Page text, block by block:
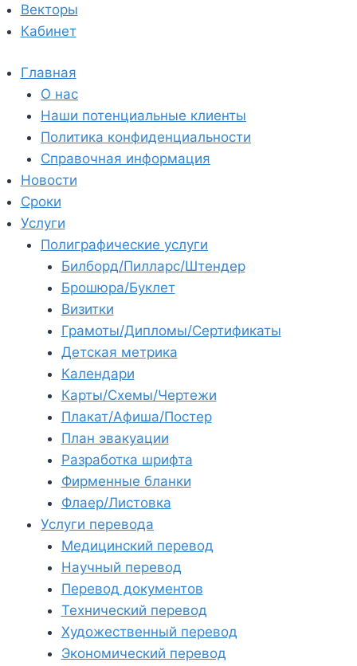
Векторы
Кабинет
Главная
О нас
Наши потенциальные клиенты
Политика конфиденциальности
Справочная информация
Новости
Сроки
Услуги
Полиграфические услуги
Билборд/Пилларс/Штендер
Брошюра/Буклет
Визитки
Грамоты/Дипломы/Сертификаты
Детская метрика
Календари
Карты/Схемы/Чертежи
Плакат/Афиша/Постер
План эвакуации
Разработка шрифта
Фирменные бланки
Флаер/Листовка
Услуги перевода
Медицинский перевод
Научный перевод
Перевод документов
Технический перевод
Художественный перевод
Экономический перевод